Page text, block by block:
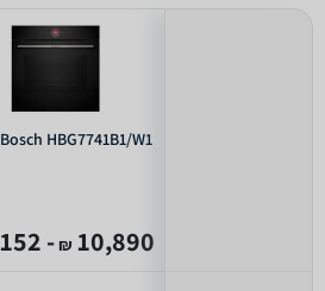
Bosch HBG7741B1/W1
10,890
₪
- 4,152